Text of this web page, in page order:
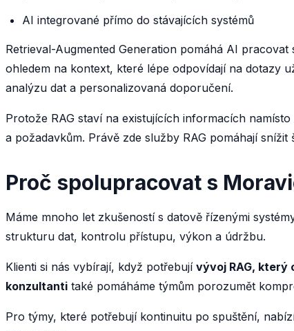
AI integrované přímo do stávajících systémů
Retrieval-Augmented Generation pomáhá AI
ohledem na kontext, které lépe odpovídají na dotazy
analýzu dat a personalizovaná doporučení.
Protože RAG staví na existujících informacích
a požadavkům. Právě zde služby RAG pomáhají
Proč spolupracovat s
Máme mnoho let zkušeností s datově řízenými
strukturu dat, kontrolu přístupu, výkon a údržbu.
Klienti si nás vybírají, když potřebují vývoj RAG, který
konzultanti také pomáháme týmům porozumět
Pro týmy, které potřebují kontinuitu po spuštění,